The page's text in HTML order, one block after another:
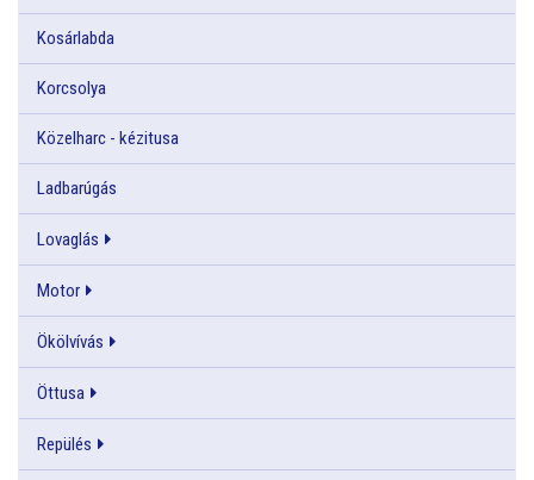
Kosárlabda
Korcsolya
Közelharc - kézitusa
Ladbarúgás
Lovaglás
Motor
Ökölvívás
Öttusa
Repülés